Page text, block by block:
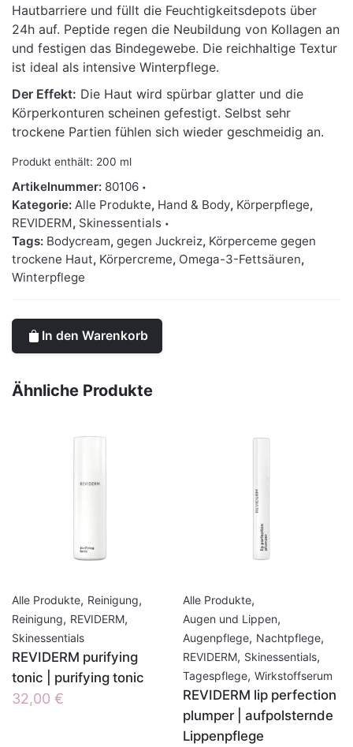
Hautbarriere und füllt die Feuchtigkeitsdepots über
24h auf. Peptide regen die Neubildung von Kollagen an
und festigen das Bindegewebe. Die reichhaltige Textur
ist ideal als intensive Winterpflege.
Der Effekt: Die Haut wird spürbar glatter und die
Körperkonturen scheinen gefestigt. Selbst sehr
trockene Partien fühlen sich wieder geschmeidig an.
Produkt enthält: 200 ml
Artikelnummer: 80106
Kategorie: Alle Produkte, Hand & Body, Körperpflege,
REVIDERM, Skinessentials
Tags: Bodycream, gegen Juckreiz, Körperceme gegen
trockene Haut, Körpercreme, Omega-3-Fettsäuren,
Winterpflege
In den Warenkorb
Ähnliche Produkte
Alle Produkte, Reinigung,
Reinigung, REVIDERM,
Skinessentials
REVIDERM purifying
tonic | purifying tonic
32,00 €
Alle Produkte,
Augen und Lippen,
Augenpflege, Nachtpflege,
REVIDERM, Skinessentials,
Tagespflege, Wirkstoffserum
REVIDERM lip perfection
plumper | aufpolsternde
Lippenpflege